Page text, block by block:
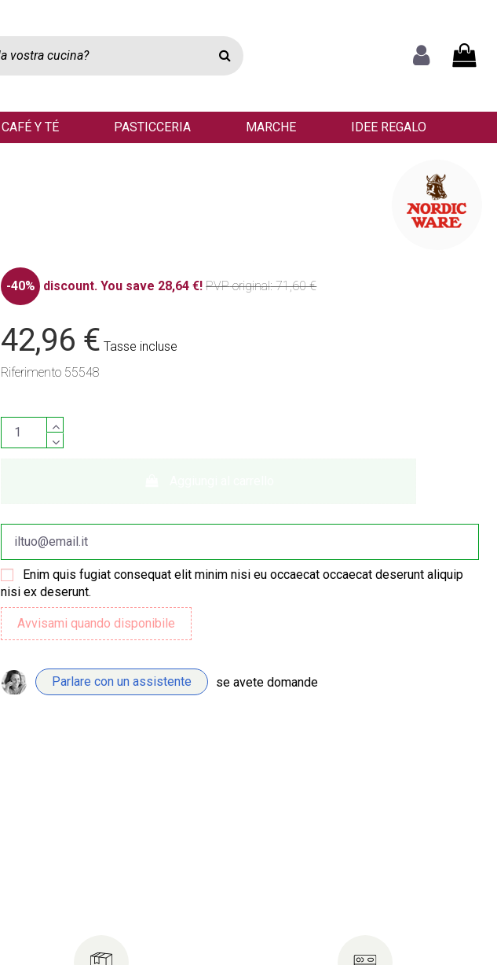
CAFÉ Y TÉ PASTICCERIA MARCHE IDEE REGALO
-40% discount.You save 28,64 €! PVPoriginal: 71,60 €
42,96 € Tasse incluse
Riferimento 55548
Enim quis fugiat consequat elit minim nisi eu occaecat occaecat deserunt aliquip
nisi ex deserunt.
Parlare con un assistente se avete domande